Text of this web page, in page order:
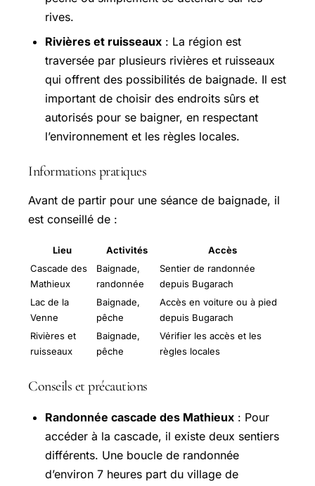
rives.
Rivières et ruisseaux : La région est
traversée par plusieurs rivières et ruisseaux
qui offrent des possibilités de baignade. Il est
important de choisir des endroits sûrs et
autorisés pour se baigner, en respectant
l’environnement et les règles locales.
Informations pratiques
Avant de partir pour une séance de baignade, il
est conseillé de :
Lieu Activités
Accès
Cascade des
Mathieux
Baignade,
randonnée
Sentier de randonnée
depuis Bugarach
Lac de la
Venne
Baignade,
pêche
Accès en voiture ou à pied
depuis Bugarach
Rivières et
ruisseaux
Baignade,
pêche
Vérifier les accès et les
règles locales
Conseils et précautions
Randonnée cascade des Mathieux : Pour
accéder à la cascade, il existe deux sentiers
différents. Une boucle de randonnée
d’environ 7 heures part du village de